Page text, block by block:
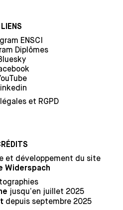
LIENS
ENSCI
Diplômes
et RGPD
et développement du site
Widerspach
jusqu’en juillet 2025
depuis septembre 2025